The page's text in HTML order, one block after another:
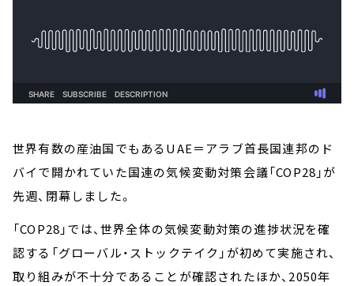
世界有数の産油国でもあるUAE＝アラブ首長国連邦のド
バイで開かれていた国連の気候変動対策会議「COP28」が
先週、閉幕しました。
「COP28」では、世界全体の気候変動対策の進捗状況を確
認する「グローバル・ストックテイク」が初めて実施され、
取り組みが不十分であることが確認されたほか、2050年